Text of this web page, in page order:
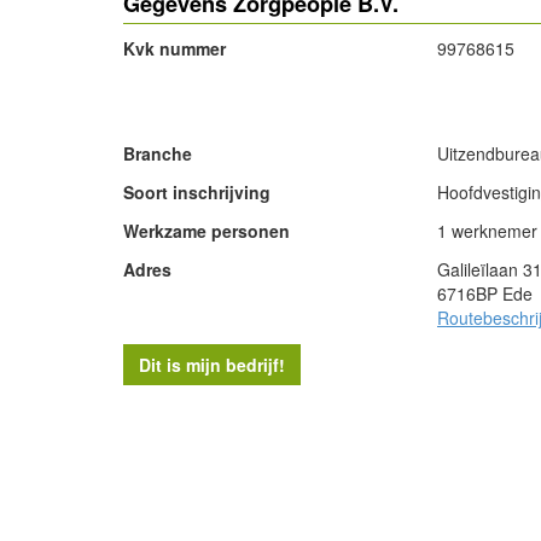
Kvk nummer 99768615
Branche
Soort inschrijving
Werkzame personen
1 werknemer
Adres
Galileïlaan 31
6716BP Ede